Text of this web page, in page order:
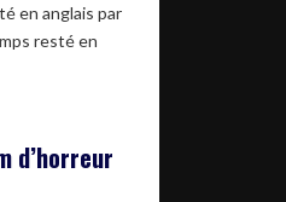
en anglais par
resté en
d’horreur